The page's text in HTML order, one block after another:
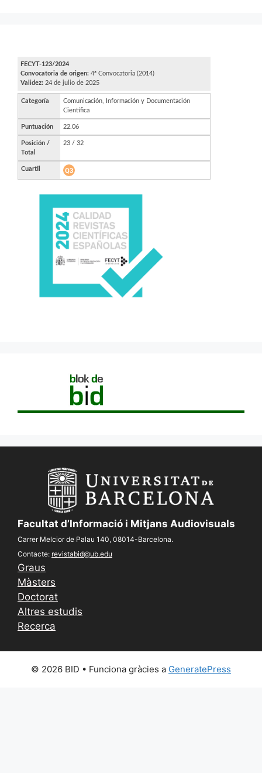
Facultat d’Informació i Mitjans Audiovisuals
Carrer Melcior de Palau 140, 08014-Barcelona.
Contacte: revistabid@ub.edu
Graus
Màsters
Doctorat
Altres estudis
Recerca
© 2026 BID • Funciona gràcies a GeneratePress